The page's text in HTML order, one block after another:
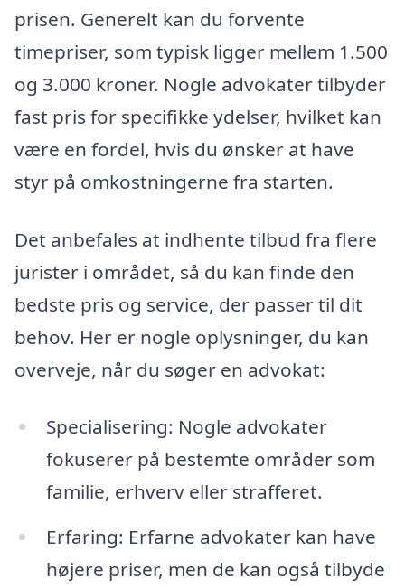
prisen. Generelt kan du forvente
timepriser, som typisk ligger mellem 1.500
og 3.000 kroner. Nogle advokater tilbyder
fast pris for specifikke ydelser, hvilket kan
være en fordel, hvis du ønsker at have
styr på omkostningerne fra starten.
Det anbefales at indhente tilbud fra flere
jurister i området, så du kan finde den
bedste pris og service, der passer til dit
behov. Her er nogle oplysninger, du kan
overveje, når du søger en advokat:
Specialisering: Nogle advokater
fokuserer på bestemte områder som
familie, erhverv eller strafferet.
Erfaring: Erfarne advokater kan have
højere priser, men de kan også tilbyde